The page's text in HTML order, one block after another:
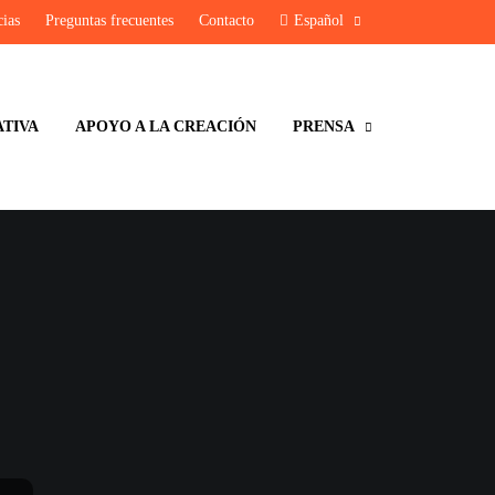
Preguntas frecuentes Contacto Español
APOYO A LA CREACIÓN PRENSA